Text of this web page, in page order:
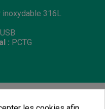
inoxydable 316L
: PCTG